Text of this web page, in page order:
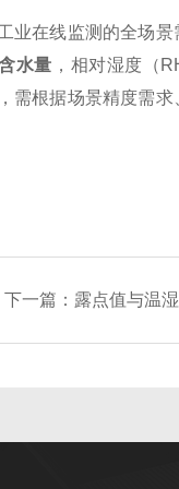
业在线监测的全场
水量 ，相对湿度（
需根据场景精度需
下一篇： 露点值与温湿